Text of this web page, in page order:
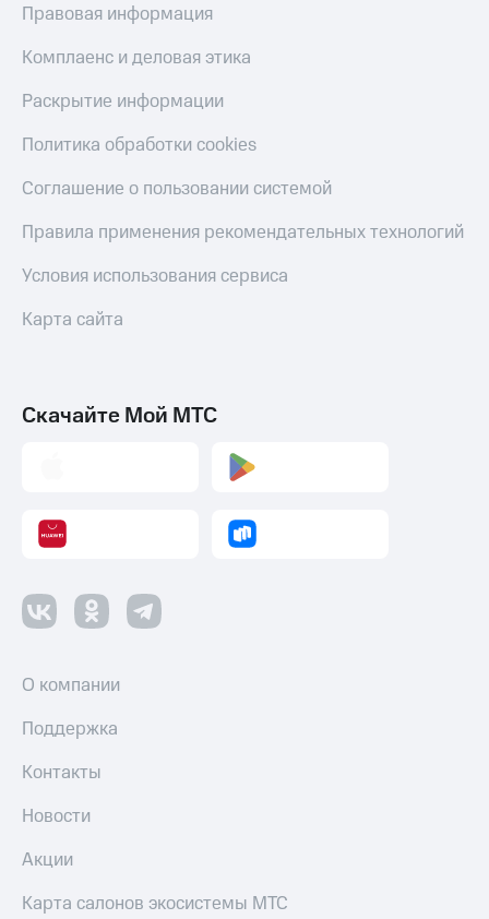
Правовая информация
Комплаенс и деловая этика
Раскрытие информации
Политика обработки cookies
Соглашение о пользовании системой
Правила применения рекомендательных технологий
Условия использования сервиса
Карта сайта
Скачайте Мой МТС
О компании
Поддержка
Контакты
Новости
Акции
Карта салонов экосистемы МТС